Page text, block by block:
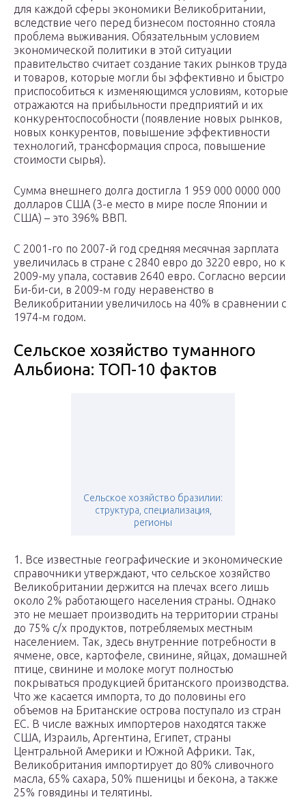
для каждой сферы экономики Великобритании,
вследствие чего перед бизнесом постоянно стояла
проблема выживания. Обязательным условием
экономической политики в этой ситуации
правительство считает создание таких рынков труда
и товаров, которые могли бы эффективно и быстро
приспособиться к изменяющимся условиям, которые
отражаются на прибыльности предприятий и их
конкурентоспособности (появление новых рынков,
новых конкурентов, повышение эффективности
технологий, трансформация спроса, повышение
стоимости сырья).
Сумма внешнего долга достигла 1 959 000 0000 000
долларов США (3-е место в мире после Японии и
США) – это 396% ВВП.
С 2001-го по 2007-й год средняя месячная зарплата
увеличилась в стране с 2840 евро до 3220 евро, но к
2009-му упала, составив 2640 евро. Согласно версии
Би-би-си, в 2009-м году неравенство в
Великобритании увеличилось на 40% в сравнении с
1974-м годом.
Сельское хозяйство туманного
Альбиона: ТОП-10 фактов
Сельское хозяйство бразилии:
структура, специализация,
регионы
1. Все известные географические и экономические
справочники утверждают, что сельское хозяйство
Великобритании держится на плечах всего лишь
около 2% работающего населения страны. Однако
это не мешает производить на территории страны
до 75% с/х продуктов, потребляемых местным
населением. Так, здесь внутренние потребности в
ячмене, овсе, картофеле, свинине, яйцах, домашней
птице, свинине и молоке могут полностью
покрываться продукцией британского производства.
Что же касается импорта, то до половины его
объемов на Британские острова поступало из стран
ЕС. В числе важных импортеров находятся также
США, Израиль, Аргентина, Египет, страны
Центральной Америки и Южной Африки. Так,
Великобритания импортирует до 80% сливочного
масла, 65% сахара, 50% пшеницы и бекона, а также
25% говядины и телятины.